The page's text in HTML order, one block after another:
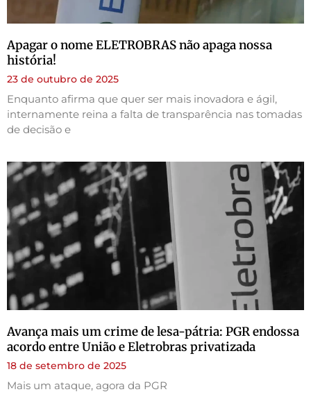
Apagar o nome ELETROBRAS não apaga nossa
história!
23 de outubro de 2025
Enquanto afirma que quer ser mais inovadora e ágil,
internamente reina a falta de transparência nas tomadas
de decisão e
Avança mais um crime de lesa-pátria: PGR endossa
acordo entre União e Eletrobras privatizada
18 de setembro de 2025
Mais um ataque, agora da PGR